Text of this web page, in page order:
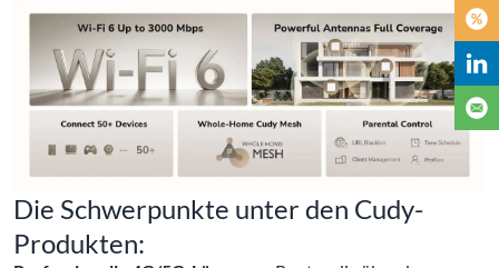
Die Schwerpunkte unter den Cudy-
Produkten: